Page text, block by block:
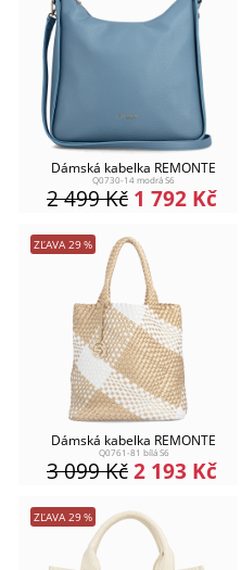
Dámská kabelka REMONTE
Q0730-14 modrá S6
1 792 Kč
2 499Kč
ZĽAVA 29%
Dámská kabelka REMONTE
Q0761-81 bílá S6
2 193 Kč
3 099Kč
ZĽAVA 29%